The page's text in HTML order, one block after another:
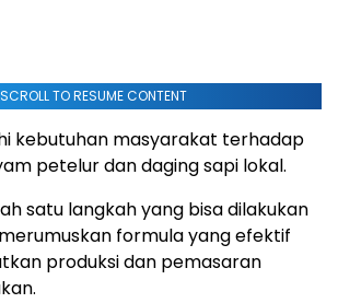
SCROLL TO RESUME CONTENT
kebutuhan masyarakat terhadap
petelur dan daging sapi lokal.
satu langkah yang bisa dilakukan
formula yang efektif
produksi dan pemasaran